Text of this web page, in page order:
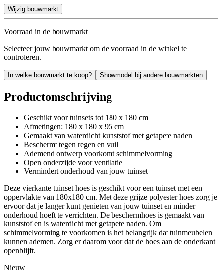
Wijzig bouwmarkt
Voorraad in de bouwmarkt
Selecteer jouw bouwmarkt om de voorraad in de winkel te
controleren.
In welke bouwmarkt te koop? Showmodel bij andere bouwmarkten
Productomschrijving
Geschikt voor tuinsets tot 180 x 180 cm
Afmetingen: 180 x 180 x 95 cm
Gemaakt van waterdicht kunststof met getapete naden
Beschermt tegen regen en vuil
Ademend ontwerp voorkomt schimmelvorming
Open onderzijde voor ventilatie
Vermindert onderhoud van jouw tuinset
Deze vierkante tuinset hoes is geschikt voor een tuinset met een
oppervlakte van 180x180 cm. Met deze grijze polyester hoes zorg je
ervoor dat je langer kunt genieten van jouw tuinset en minder
onderhoud hoeft te verrichten. De beschermhoes is gemaakt van
kunststof en is waterdicht met getapete naden. Om
schimmelvorming te voorkomen is het belangrijk dat tuinmeubelen
kunnen ademen. Zorg er daarom voor dat de hoes aan de onderkant
openblijft.
Nieuw